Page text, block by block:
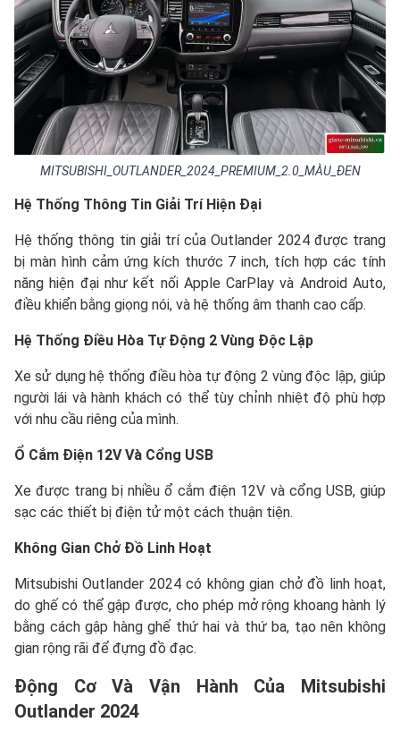
MITSUBISHI_OUTLANDER_2024_PREMIUM_2.0_MÀU_ĐEN
Hệ Thống Thông Tin Giải Trí Hiện Đại
Hệ thống thông tin giải trí của Outlander 2024 được trang
bị màn hình cảm ứng kích thước 7 inch, tích hợp các tính
năng hiện đại như kết nối Apple CarPlay và Android Auto,
điều khiển bằng giọng nói, và hệ thống âm thanh cao cấp.
Hệ Thống Điều Hòa Tự Động 2 Vùng Độc Lập
Xe sử dụng hệ thống điều hòa tự động 2 vùng độc lập, giúp
người lái và hành khách có thể tùy chỉnh nhiệt độ phù hợp
với nhu cầu riêng của mình.
Ổ Cắm Điện 12V Và Cổng USB
Xe được trang bị nhiều ổ cắm điện 12V và cổng USB, giúp
sạc các thiết bị điện tử một cách thuận tiện.
Không Gian Chở Đồ Linh Hoạt
Mitsubishi Outlander 2024 có không gian chở đồ linh hoạt,
do ghế có thể gập được, cho phép mở rộng khoang hành lý
bằng cách gập hàng ghế thứ hai và thứ ba, tạo nên không
gian rộng rãi để đựng đồ đạc.
Động Cơ Và Vận Hành Của Mitsubishi
Outlander 2024